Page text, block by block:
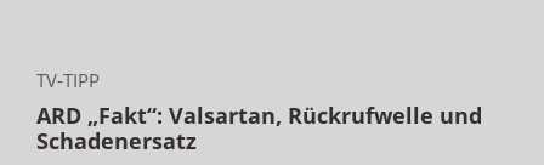
TV-TIPP
ARD „Fakt“: Valsartan, Rückrufwelle und
Schadenersatz